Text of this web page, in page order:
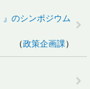
』のシンポジウム
政策企画課